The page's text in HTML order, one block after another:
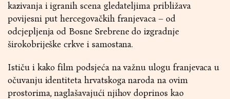
kazivanja i igranih scena gledateljima približava
povijesni put hercegovačkih franjevaca – od
odcjepljenja od Bosne Srebrene do izgradnje
širokobriješke crkve i samostana.
Ističu i kako film podsjeća na važnu ulogu franjevaca u
očuvanju identiteta hrvatskoga naroda na ovim
prostorima, naglašavajući njihov doprinos kao